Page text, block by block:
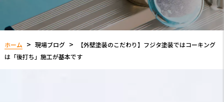
ホーム 現場ブログ
【外壁塗装のこだわり】フジタ塗装ではコーキング
は「後打ち」施工が基本です